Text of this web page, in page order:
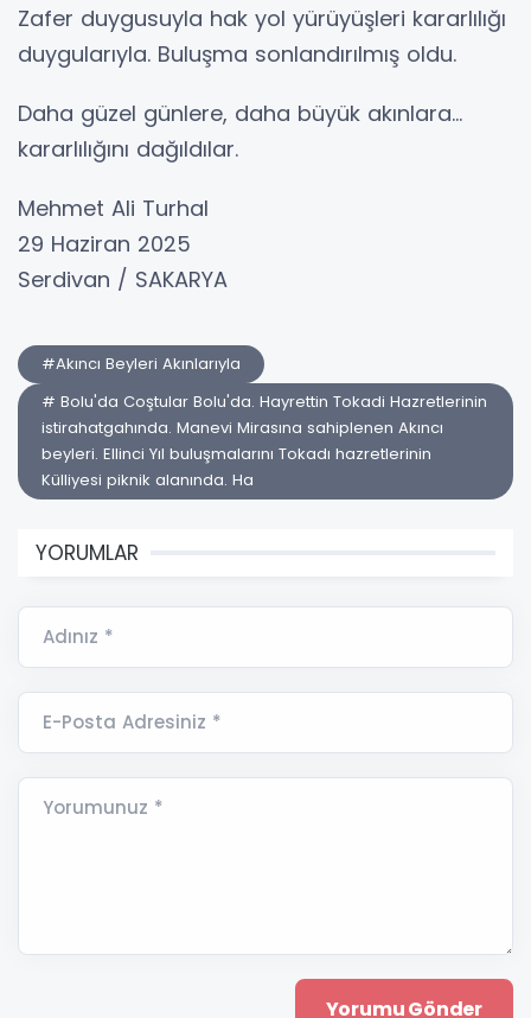
Zafer duygusuyla hak yol yürüyüşleri kararlılığı
duygularıyla. Buluşma sonlandırılmış oldu.
Daha güzel günlere, daha büyük akınlara...
kararlılığını dağıldılar.
Mehmet Ali Turhal
29 Haziran 2025
Serdivan / SAKARYA
#Akıncı Beyleri Akınlarıyla
# Bolu'da Coştular Bolu'da. Hayrettin Tokadi Hazretlerinin
istirahatgahında. Manevi Mirasına sahiplenen Akıncı
beyleri. Ellinci Yıl buluşmalarını Tokadı hazretlerinin
Külliyesi piknik alanında. Ha
YORUMLAR
Adınız *
E-Posta Adresiniz *
Yorumunuz *